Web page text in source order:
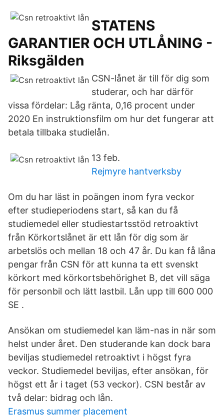
STATENS
GARANTIER OCH UTLÅNING -
Riksgälden
CSN-lånet är till för dig som
studerar, och har därför
vissa fördelar: Låg ränta, 0,16 procent under
2020 En instruktionsfilm om hur det fungerar att
betala tillbaka studielån.
13 feb.
Rejmyre hantverksby
Om du har läst in poängen inom fyra veckor
efter studieperiodens start, så kan du få
studiemedel eller studiestartsstöd retroaktivt
från Körkortslånet är ett lån för dig som är
arbetslös och mellan 18 och 47 år. Du kan få låna
pengar från CSN för att kunna ta ett svenskt
körkort med körkorts­­behörighet B, det vill säga
för personbil och lätt lastbil. Lån upp till 600 000
SE .
Ansökan om studiemedel kan läm-nas in när som
helst under året. Den studerande kan dock bara
beviljas studiemedel retroaktivt i högst fyra
veckor. Studiemedel beviljas, efter ansökan, för
högst ett år i taget (53 veckor). CSN består av
två delar: bidrag och lån.
Erasmus summer placement